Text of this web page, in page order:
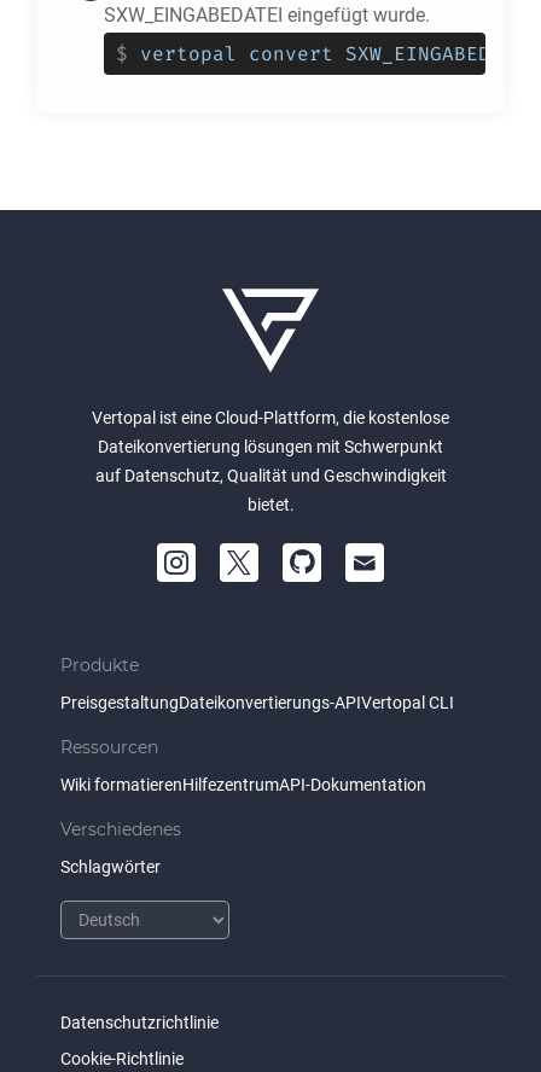
SXW_EINGABEDATEI eingefügt wurde.
$ vertopal convert
Vertopal ist eine Cloud-Plattform, die kostenlose
Dateikonvertierung lösungen mit Schwerpunkt
auf Datenschutz, Qualität und Geschwindigkeit
bietet.
Produkte
PreisgestaltungDateikonvertierungs-APIVertopal CLI
Ressourcen
Wiki formatierenHilfezentrumAPI-Dokumentation
Verschiedenes
Schlagwörter
Datenschutzrichtlinie
Cookie-Richtlinie